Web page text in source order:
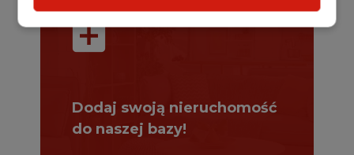
add_box
Dodaj swoją nieruchomość
do naszej bazy!